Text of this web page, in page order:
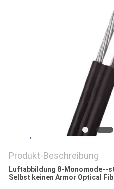
Produkt-Beschreibung
Luftabbildung 8-Monomode--
Selbst keinen Armor Optical